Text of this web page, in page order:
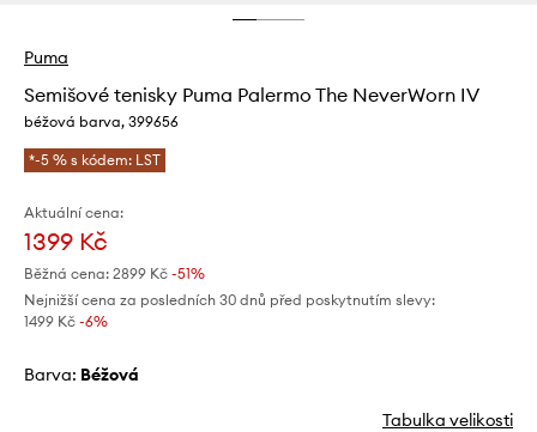
Puma
Semišové tenisky Puma Palermo The NeverWorn IV
béžová barva, 399656
*-5 % s kódem: LST
Aktuální cena:
1399 Kč
Běžná cena: 2899 Kč -51%
Nejnižší cena za posledních 30 dnů před poskytnutím slevy:
1499 Kč -6%
Barva: béžová
Tabulka velikosti